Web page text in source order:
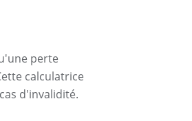
perte
calculatrice
d'invalidité.